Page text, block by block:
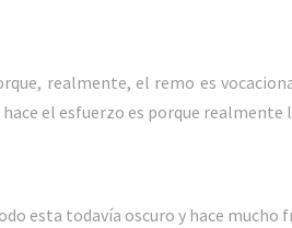
realmente, el remo es
hace el esfuerzo es porque realmente
esta todavía oscuro y hace